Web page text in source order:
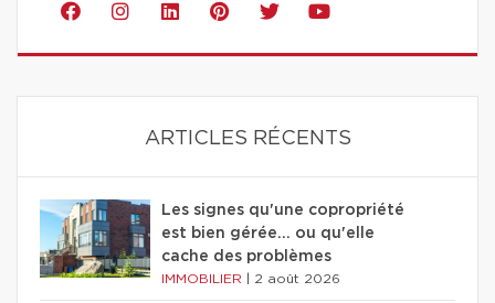
ARTICLES RÉCENTS
Les signes qu'une copropriété
est bien gérée… ou qu'elle
cache des problèmes
IMMOBILIER 2 août 2026